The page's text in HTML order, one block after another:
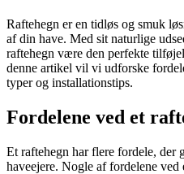
Raftehegn er en tidløs og smuk
af din have. Med sit naturlige
raftehegn være den perfekte
denne artikel vil vi udforske
typer og installationstips.
Fordelene ved et
Et raftehegn har flere fordele,
haveejere. Nogle af fordelene ved